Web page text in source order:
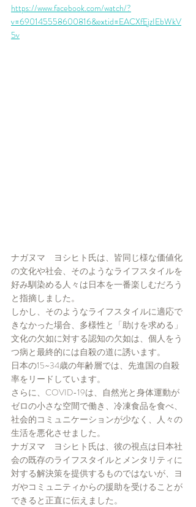
https://www.facebook.com/watch/?
v=690145558600816&extid=EACXfEjzIEbWkV
5v
ナガヌマ　ヨシヒト氏は、皆同じ様な価値化
の文化や社会、そのようなライフスタイルを
好み馴染める人々は日本を一番楽しむだろう
と指摘しました。
しかし、そのようなライフスタイルに適応で
きなかった場合、多様性と「助けを求める」
文化の欠如に対する認知の欠如は、個人をう
つ病と最終的には自殺の道に誘います。
日本の15~34歳の年齢層では、先進国の自殺
率をリードしています。
さらに、COVID-19は、自然光と身体運動が
ゼロの小さな空間で働き、冷凍食品を食べ、
社会的コミュニケーションが少なく、人々の
生活を悪化させました。
ナガヌマ　ヨシヒト氏は、彼の視点は日本社
会の既存のライフスタイルとメンタリティに
対する解決策を提供するものではないが、ヨ
ガやコミュニティからの援助を受けることが
できると正直に伝えました。